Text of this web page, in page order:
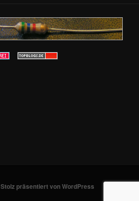
Stolz präsentiert von WordPress